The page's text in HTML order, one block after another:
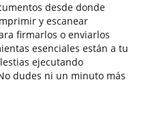
desde donde
y escanear
firmarlos o enviarlos
esenciales están a tu
ejecutando
dudes ni un minuto más